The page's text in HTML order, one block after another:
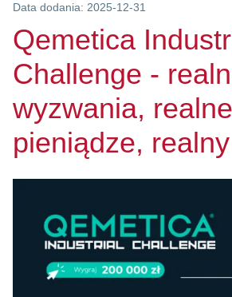
Data dodania: 2025-12-31
Qemetica
Challenge -
wyzwania, realne
pieniądze, realny